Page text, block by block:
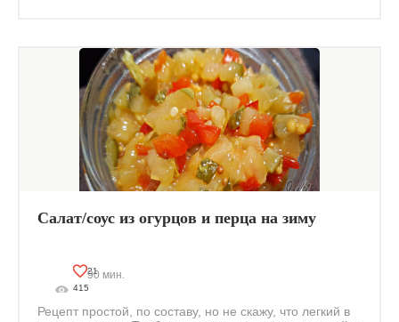
Салат/соус из огурцов и перца на зиму
21
90 мин.
415
Рецепт простой, по составу, но не скажу, что легкий в